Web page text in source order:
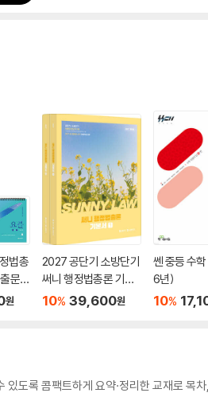
법총
문제
원
2027 공단기 소방단기
써니 행정법총론 기본
서
10% 39,600원
쎈 중등 수
6년)
10%
도록 콤팩트하게 요약·정리한 교재로 목